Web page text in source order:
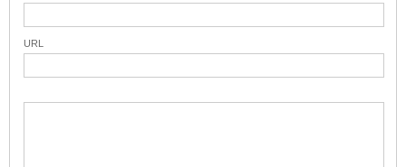
URL